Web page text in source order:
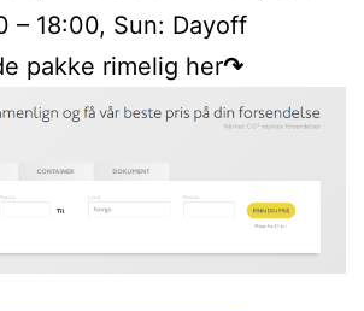
– 18:00, Sun: Dayoff
pakke rimelig her↷